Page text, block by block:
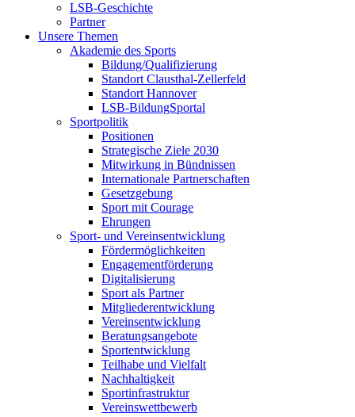
LSB-Geschichte
Partner
Unsere Themen
Akademie des Sports
Bildung/Qualifizierung
Standort Clausthal-Zellerfeld
Standort Hannover
LSB-BildungSportal
Sportpolitik
Positionen
Strategische Ziele 2030
Mitwirkung in Bündnissen
Internationale Partnerschaften
Gesetzgebung
Sport mit Courage
Ehrungen
Sport- und Vereinsentwicklung
Fördermöglichkeiten
Engagementförderung
Digitalisierung
Sport als Partner
Mitgliederentwicklung
Vereinsentwicklung
Beratungsangebote
Sportentwicklung
Teilhabe und Vielfalt
Nachhaltigkeit
Sportinfrastruktur
Vereinswettbewerb